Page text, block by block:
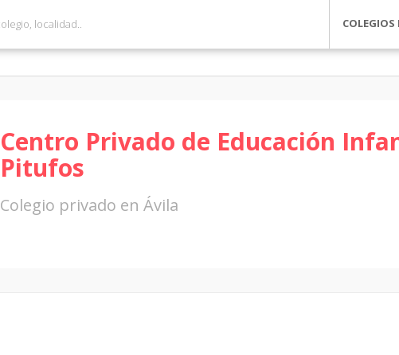
Centro Privado de Educación
Pitufos
Colegio privado en Ávila